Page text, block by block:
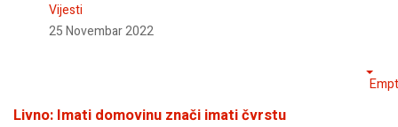
Vijesti
25 Novembar 2022
Livno: Imati domovinu znači imati čvrstu